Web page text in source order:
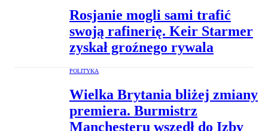
Rosjanie mogli sami trafić
swoją rafinerię. Keir Starmer
zyskał groźnego rywala
POLITYKA
Wielka Brytania bliżej zmiany
premiera. Burmistrz
Manchesteru wszedł do Izby